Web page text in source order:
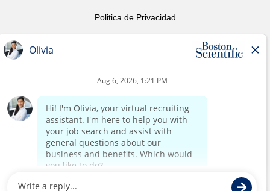
Politica de Privacidad
Aviso de Derechos de Autor
Oficinas Centrales